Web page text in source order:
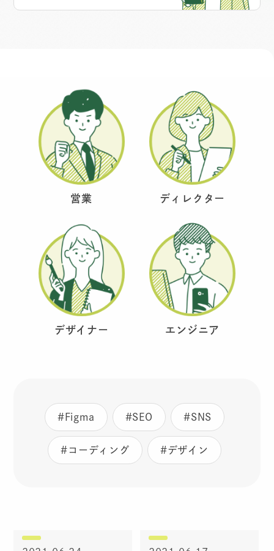
営業 ディレクター
デザイナー エンジニア
#Figma #SEO #SNS
#コーディング #デザイン